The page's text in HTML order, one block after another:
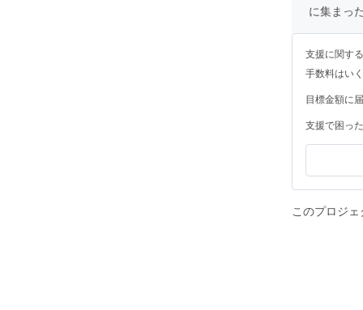
に集まっ
支援に関す
手数料はい
目標金額に
支援で困っ
このプロジ